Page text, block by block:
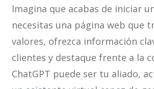
Imagina que acabas de iniciar
necesitas una página web que
valores, ofrezca información
clientes y destaque frente a la
ChatGPT puede ser tu aliado,